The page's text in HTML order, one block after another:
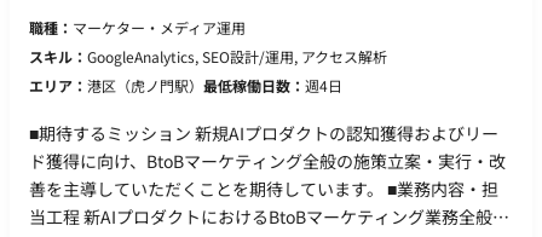
先：東京駅エリア
職種： マーケター・メディア運用
スキル： GoogleAnalytics, SEO設計/運用, アクセス解析
エリア： 港区（虎ノ門駅） 最低稼働日数： 週4日
■期待するミッション 新規AIプロダクトの認知獲得およびリー
ド獲得に向け、BtoBマーケティング全般の施策立案・実行・改
善を主導していただくことを期待しています。 ■業務内容・担
当工程 新AIプロダクトにおけるBtoBマーケティング業務全般を